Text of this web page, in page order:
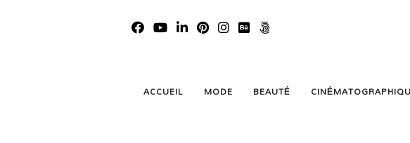
ACCUEIL MODE BEAUTÉ